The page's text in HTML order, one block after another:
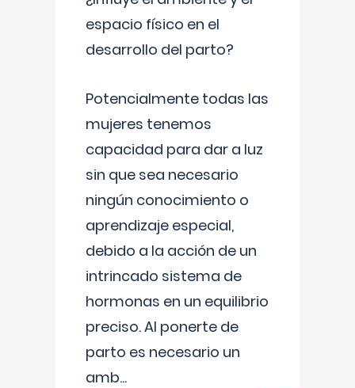
espacio físico en el
desarrollo del parto?
Potencialmente todas las
mujeres tenemos
capacidad para dar a luz
sin que sea necesario
ningún conocimiento o
aprendizaje especial,
debido a la acción de un
intrincado sistema de
hormonas en un equilibrio
preciso. Al ponerte de
parto es necesario un
amb...